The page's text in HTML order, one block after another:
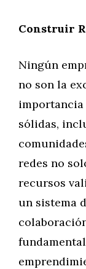
Construir
Ningún
no son la
importancia
sólidas,
redes no
recursos
un sistema